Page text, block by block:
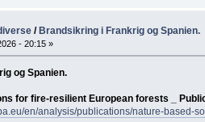
/ Brandsikring i Frankrig og Spanien.
- 20:15 »
og Spanien.
for fire-resilient European forests _
en/analysis/publications/nature-based-